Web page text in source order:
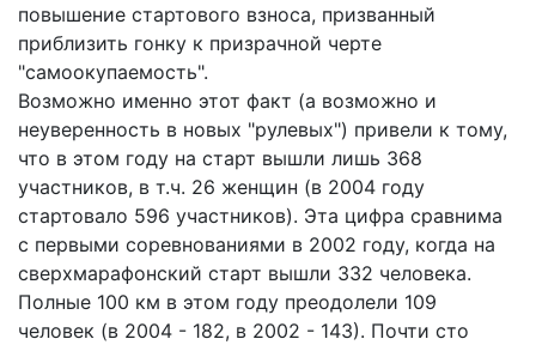
повышение стартового взноса, призванный
приблизить гонку к призрачной черте
"самоокупаемость".
Возможно именно этот факт (а возможно и
неуверенность в новых "рулевых") привели к тому,
что в этом году на старт вышли лишь 368
участников, в т.ч. 26 женщин (в 2004 году
стартовало 596 участников). Эта цифра сравнима
с первыми соревнованиями в 2002 году, когда на
сверхмарафонский старт вышли 332 человека.
Полные 100 км в этом году преодолели 109
человек (в 2004 - 182, в 2002 - 143). Почти сто